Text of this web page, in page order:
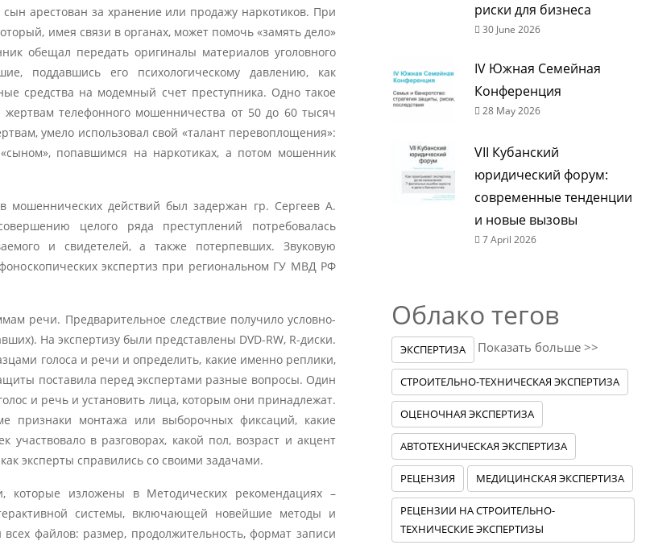
арестован за хранение или продажу наркотиков. При
имея связи в органах, может помочь «замять дело»
обещал передать оригиналы материалов уголовного
поддавшись его психологическому давлению, как
средства на модемный счет преступника. Одно такое
жертвам телефонного мошенничества от 50 до 60 тысяч
умело использовал свой «талант перевоплощения»:
попавшимся на наркотиках, а потом мошенник
действий был задержан гр. Сергеев А.
целого ряда преступлений потребовалась
и свидетелей, а также потерпевших. Звуковую
экспертиз при региональном ГУ МВД РФ
речи. Предварительное следствие получило условно-
На экспертизу были представлены DVD-RW, R-диски.
голоса и речи и определить, какие именно реплики,
поставила перед экспертами разные вопросы. Один
и речь и установить лица, которым они принадлежат.
признаки монтажа или выборочных фиксаций, какие
в разговорах, какой пол, возраст и акцент
эксперты справились со своими задачами.
которые изложены в Методических рекомендациях –
системы, включающей новейшие методы и
файлов: размер, продолжительность, формат записи
риски для бизнеса
30 June 2026
IV Южная Семейная
Конференция
28 May 2026
VII Кубанский
юридический форум:
современные тенденции
и новые вызовы
7 April 2026
Облако тегов
ЭКСПЕРТИЗА
СТРОИТЕЛЬНО-ТЕХНИЧЕСКАЯ ЭКСПЕРТИЗА
ОЦЕНОЧНАЯ ЭКСПЕРТИЗА
АВТОТЕХНИЧЕСКАЯ ЭКСПЕРТИЗА
РЕЦЕНЗИЯ МЕДИЦИНСКАЯ ЭКСПЕРТИЗА
РЕЦЕНЗИИ НА СТРОИТЕЛЬНО-
ТЕХНИЧЕСКИЕ ЭКСПЕРТИЗЫ
Показать больше >>